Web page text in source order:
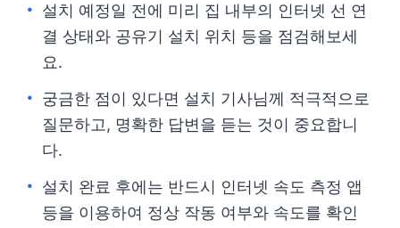
설치 예정일 전에 미리 집 내부의 인터넷 선 연
결 상태와 공유기 설치 위치 등을 점검해보세
요.
궁금한 점이 있다면 설치 기사님께 적극적으로
질문하고, 명확한 답변을 듣는 것이 중요합니
다.
설치 완료 후에는 반드시 인터넷 속도 측정 앱
등을 이용하여 정상 작동 여부와 속도를 확인